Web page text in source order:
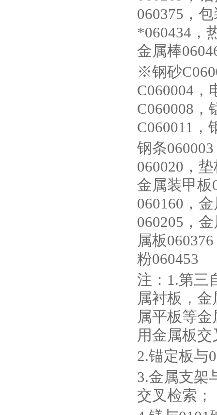
060375，
*060434，
金属棒
※钢砂
C060004，
C060008，
C060011，
钢条
060020，
金属装甲板
060160，
060205，
属板
粉060453
注：1.第三
属衬板，
属平板等
用金属板
2.锚定板与
3.金属支架
交叉检索；